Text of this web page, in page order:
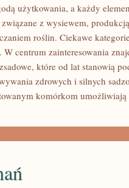
użytkowania, a każdy
z wysiewem,
roślin. Ciekawe
W centrum zainteresowania
które od lat stanowią
zdrowych i silnych
komórkom